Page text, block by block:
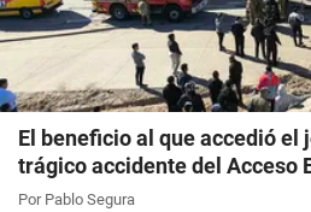
El beneficio al que accedió el
trágico accidente del Acceso
Por Pablo Segura